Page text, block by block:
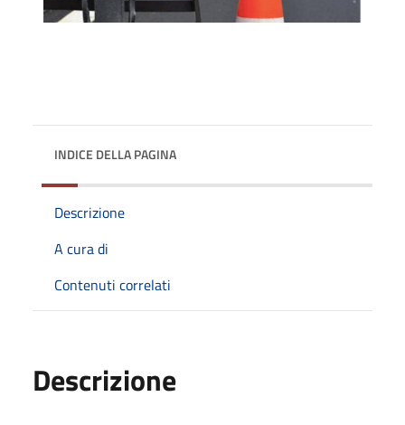
INDICE DELLA PAGINA
Descrizione
A cura di
Contenuti correlati
Descrizione